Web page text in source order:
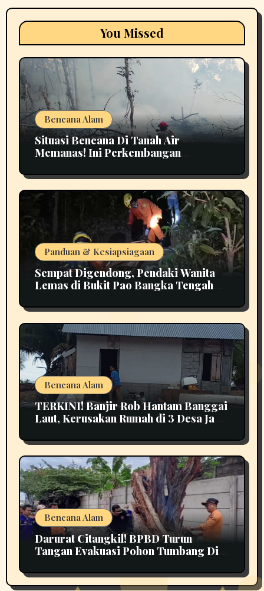
You Missed
Bencana Alam
Situasi Bencana Di Tanah Air
Memanas! Ini Perkembangan
Panduan & Kesiapsiagaan
Sempat Digendong, Pendaki Wanita
Lemas di Bukit Pao Bangka Tengah
Bencana Alam
TERKINI! Banjir Rob Hantam Banggai
Laut, Kerusakan Rumah di 3 Desa Jadi
Bencana Alam
Darurat Citangkil! BPBD Turun
Tangan Evakuasi Pohon Tumbang Di